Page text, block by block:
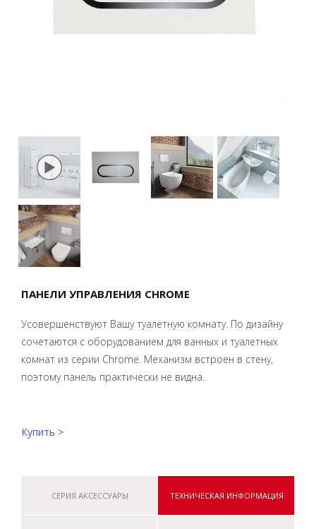
ПАНЕЛИ УПРАВЛЕНИЯ CHROME
Усовершенствуют Вашу туалетную комнату. По дизайну
сочетаются с оборудованием для ванных и туалетных
комнат из серии Chrome. Механизм встроен в стену,
поэтому панель практически не видна.
Купить >
СЕРИЯ АКСЕССУАРЫ ТЕХНИЧЕСКАЯ ИНФОРМАЦИЯ